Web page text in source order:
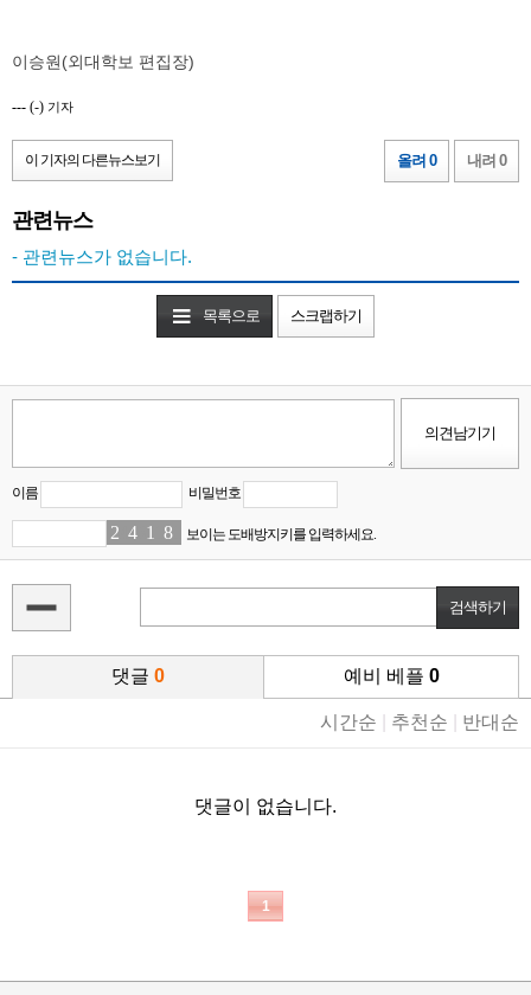
이승원(외대학보 편집장)
--- (-) 기자
이 기자의 다른뉴스보기 올려 0 내려 0
관련뉴스
- 관련뉴스가 없습니다.
목록으로 스크랩하기
이름 비밀번호
2 46 1 81 보이는 도배방지키를 입력하세요.
댓글 0 예비 베플 0
시간순 추천순 반대순
댓글이 없습니다.
1